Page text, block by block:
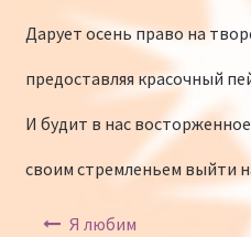
Дарует осень право на
предоставляя красочный
И будит в нас
своим стремленьем выйти
Навигация по записям
Я любим